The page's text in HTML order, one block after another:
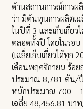
ด้านสถานการณ์การ
ว่า มีต้นทุนการผลิตเ
ในปีที่ 3 และเก็บเกี่ยว
ตลอดทั้งปี โดยในรอบ
(เฉลี่ยเก็บเกี่ยวได้ทุก
เดือนพฤศจิกายน ร้อ
ประมาณ 8,781 ตัน/ปี
หนักประมาณ 700 –
เฉลี่ย 48,456.81 บา